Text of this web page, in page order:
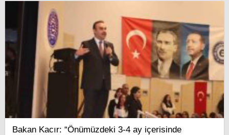
Bakan Kacır: “Önümüzdeki 3-4 ay içerisinde